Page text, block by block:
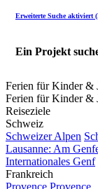
Erweiterte Suche aktiviert
Ein Projekt
Ferien für Kinder &
Ferien für Kinder &
Reiseziele
Schweiz
Schweizer Alpen
Lausanne: Am
Internationales Genf
Frankreich
Provence Provence